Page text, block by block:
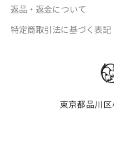
東京都品川
返品・返金について
特定商取引法に基づく表記